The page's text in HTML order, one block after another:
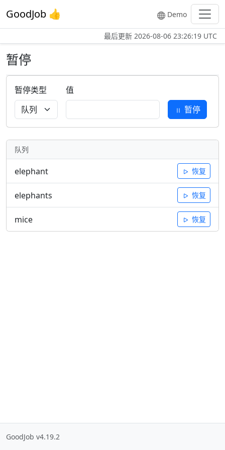
GoodJob 👍 Demo
最后更新 2026-08-06 23:26:19 UTC
暂停
暂停类型
值
暂停
队列
elephant 恢复
elephants 恢复
mice 恢复
GoodJob v4.19.2